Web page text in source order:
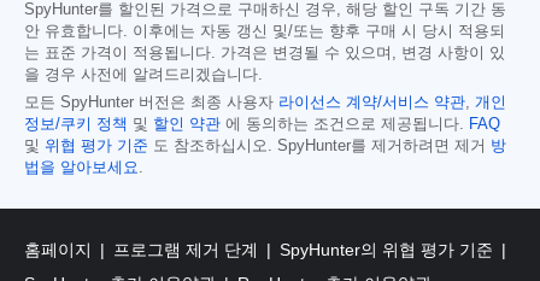
SpyHunter를 할인된 가격으로 구매하신 경우, 해당 할인 구독 기간 동
안 유효합니다. 이후에는 자동 갱신 및/또는 향후 구매 시 당시 적용되
는 표준 가격이 적용됩니다. 가격은 변경될 수 있으며, 변경 사항이 있
을 경우 사전에 알려드리겠습니다.
모든 SpyHunter 버전은 최종 사용자 라이선스 계약/서비스 약관, 개인
정보/쿠키 정책 및 할인 약관 에 동의하는 조건으로 제공됩니다. FAQ
및 위협 평가 기준 도 참조하십시오. SpyHunter를 제거하려면 제거 방
법을 알아보세요.
홈페이지 프로그램 제거 단계
SpyHunter의 위협 평가 기준